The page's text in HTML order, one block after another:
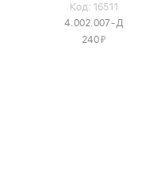
Код: 16511
4.002.007-Д
240Я